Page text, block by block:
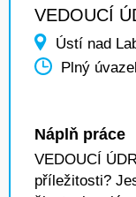
VEDOUCÍ
Ústí nad
Plný
Náplň práce
VEDOUCÍ
příležitosti?